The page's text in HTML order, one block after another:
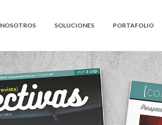
NOSOTROS SOLUCIONES PORTAFOLIO